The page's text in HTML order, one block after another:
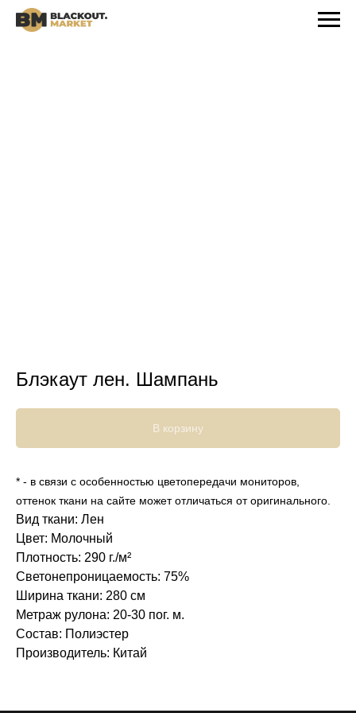
Блэкаут лен. Шампань
В корзину
* - в связи с особенностью цветопередачи мониторов,
оттенок ткани на сайте может отличаться от оригинального.
Вид ткани: Лен
Цвет: Молочный
Плотность: 290 г./м²
Светонепроницаемость: 75%
Ширина ткани: 280 см
Метраж рулона: 20-30 пог. м.
Состав: Полиэстер
Производитель: Китай